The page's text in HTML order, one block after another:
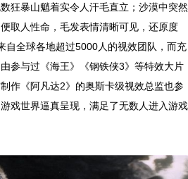
狂暴山魈着实令人汗毛直立；沙漠中突然
取人性命，毛发表情清晰可见，还原度
自全球各地超过5000人的视效团队，而充
参与过《海王》《钢铁侠3》等特效大片
作《阿凡达2》的奥斯卡级视效总监也参
戏世界逼真呈现，满足了无数人进入游戏